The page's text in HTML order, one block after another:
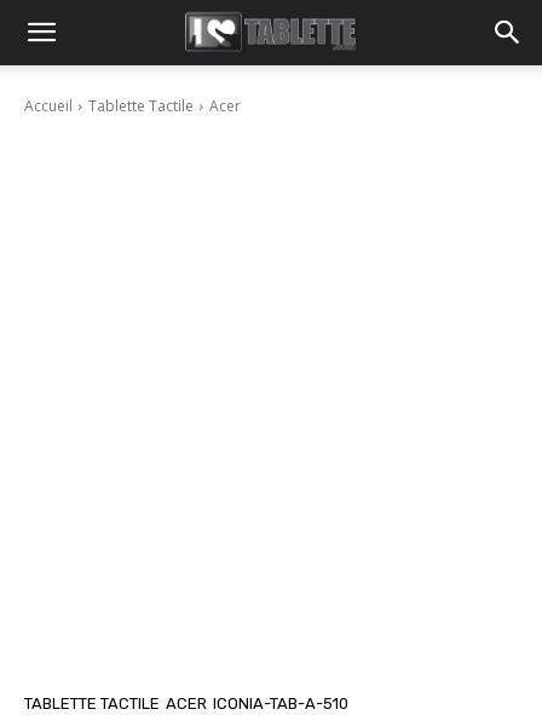
Accueil Tablette Tactile Acer
TABLETTE TACTILE ACER ICONIA-TAB-A-510